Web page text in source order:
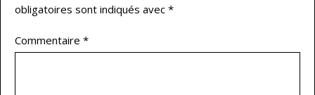
obligatoires sont indiqués avec *
Commentaire *